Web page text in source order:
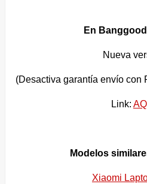
En
Nueva
(Desactiva garantía envío con
Link:
Modelos
Xiaomi